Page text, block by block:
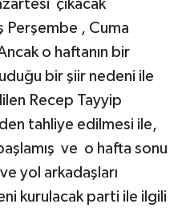
çıkacak
Perşembe , Cuma
o haftanın bir
bir şiir nedeni ile
Recep Tayyip
tahliye edilmesi ile,
ve o hafta sonu
yol arkadaşları
kurulacak parti ile ilgili